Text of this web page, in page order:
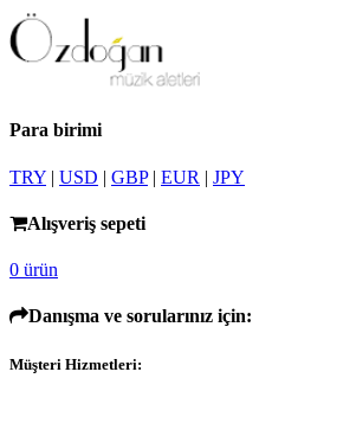
Para birimi
TRY | USD | GBP| EUR | JPY
Alışveriş sepeti
0 ürün
Danışma ve sorularınız için:
Müşteri Hizmetleri: